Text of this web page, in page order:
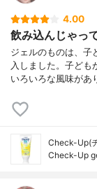
4.00
飲み込んじゃっ
ジェルのものは、子
入しました。子ども
いろいろな風味があ
Check-Up(
Check-Up